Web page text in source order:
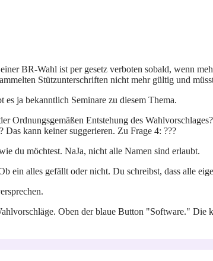
BR-Wahl ist per gesetz verboten sobald, wenn
Stützunterschriften nicht mehr gültig und
ja bekanntlich Seminare zu diesem Thema.
Ordnungsgemäßen Entstehung des
kann keiner suggerieren. Zu Frage 4: ???
du möchtest. NaJa, nicht alle Namen sind erlaubt.
ein alles gefällt oder nicht. Du schreibst, dass alle
Oben der blaue Button "Software." Die